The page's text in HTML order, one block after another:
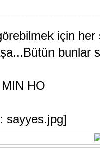
için her
bunlar
HO